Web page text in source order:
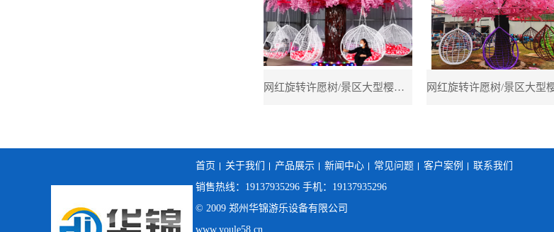
网红旋转许愿树/景区大型樱花树秋千/吊篮多人旋转秋千
首页 关于我们 产品展示 新闻中心 常见问题 客户案例
联系我们
销售热线：19137935296 手机：19137935296
© 2009 郑州华锦游乐设备有限公司
www.youle58.cn